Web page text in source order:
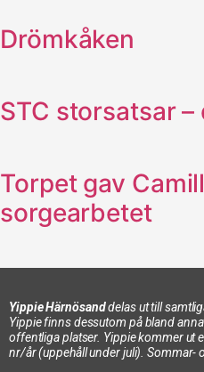
Drömkåken
STC storsatsar
Torpet gav
sorgearbetet
Yippie Härnösanddelas ut till
Yippie finns dessutom på bland
offentliga platser. Yippie kommer ut
nr/år (uppehåll under juli). Sommar-